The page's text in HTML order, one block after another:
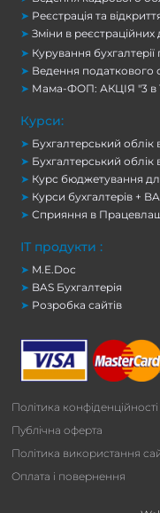
➤ Реєстрація та
➤ Зміни в
➤ Курування
➤ Ведення податкового
➤ Мама-ФОП: АКЦІЯ "3 в
Курси:
➤ Бухгалтерський облік
➤ Бухгалтерський облік
➤ Курс бюджетування
➤ Курси бухгалтерів +
➤ Сприяння в
ІТ продукти :
➤ M.E.Doc
➤ BAS Бухгалтерія
➤ Розробка сайтів
Політика конфіденційності
Публічна оферта
Політика використання
Оплата і повернення